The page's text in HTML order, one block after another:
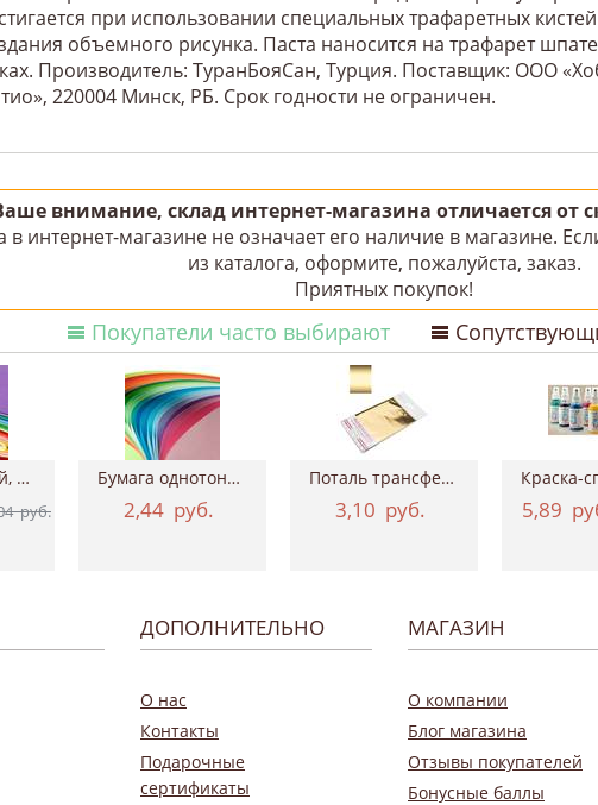
при использовании специальных трафаретных
объемного рисунка. Паста наносится на трафарет
Производитель: ТуранБояСан, Турция. Поставщик: ООО
220004 Минск, РБ. Срок годности не ограничен.
внимание, склад интернет-магазина отличается от
в интернет-магазине не означает его наличие в магазине.
из каталога, оформите, пожалуйста, заказ.
Приятных покупок!
Покупатели часто выбирают
Фетр листовой, 20х30 см, толщина 2 мм
руб.
Бумага однотонная двухсторонняя, 50х70 см...
2,44 руб.
Поталь трансферная Geronimo, 15*100 см ТАИР
3,10 руб. 5,89
ДОПОЛНИТЕЛЬНО
О нас
Контакты
Подарочные
сертификаты
МАГАЗИН
О компании
Блог магазина
Отзывы покупателей
Бонусные баллы